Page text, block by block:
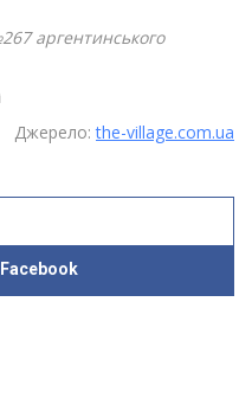
аргентинського
Джерело:the-village.com.ua
Facebook